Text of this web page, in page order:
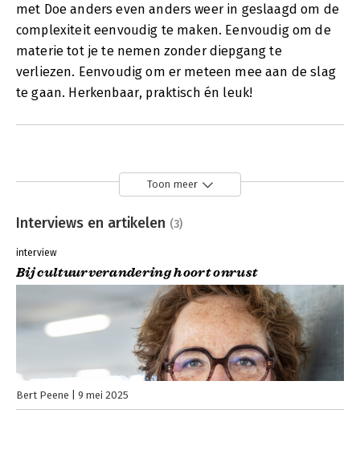
met Doe anders even anders weer in geslaagd om de
complexiteit eenvoudig te maken. Eenvoudig om de
materie tot je te nemen zonder diepgang te
verliezen. Eenvoudig om er meteen mee aan de slag
te gaan. Herkenbaar, praktisch én leuk!
Toon meer
Interviews en artikelen (3)
interview
Bij cultuurverandering hoort onrust
Bert Peene 9 mei 2025